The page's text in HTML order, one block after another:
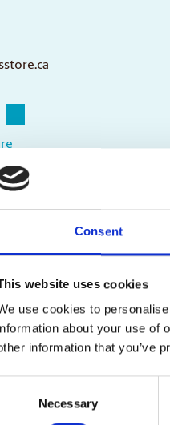
Consent
website uses cookies
use cookies to
about your use of
information that you’ve
Necessary
9:00 am - 6:30 pm
9:00 am - 6:30 pm
9:00 am - 6:30 pm
10:00 am - 3:00 pm
5:30 pm